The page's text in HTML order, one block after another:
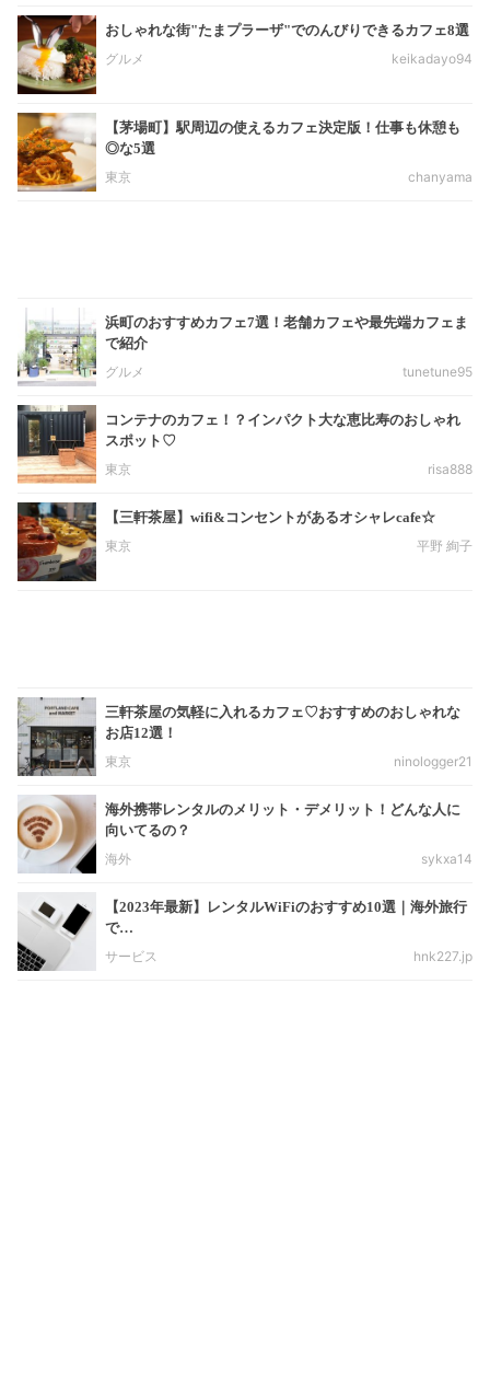
おしゃれな街"たまプラーザ"でのんびりできるカフェ8選
グルメ
keikadayo94
【茅場町】駅周辺の使えるカフェ決定版！仕事も休憩も
◎な5選
東京
chanyama
浜町のおすすめカフェ7選！老舗カフェや最先端カフェま
で紹介
グルメ
tunetune95
コンテナのカフェ！？インパクト大な恵比寿のおしゃれ
スポット♡
東京
risa888
【三軒茶屋】wifi&コンセントがあるオシャレcafe☆
東京
平野 絢子
三軒茶屋の気軽に入れるカフェ♡おすすめのおしゃれな
お店12選！
東京
ninologger21
海外携帯レンタルのメリット・デメリット！どんな人に
向いてるの？
海外
sykxa14
【2023年最新】レンタルWiFiのおすすめ10選｜海外旅行
で…
サービス
hnk227.jp